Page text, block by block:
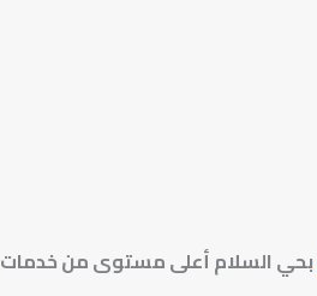
بحي السلام أعلى مستوى من خدمات